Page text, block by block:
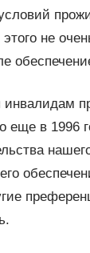
не
еще в 1996